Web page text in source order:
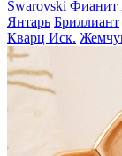
Swarovski Фианит
Янтарь Бриллиант
Кварц Иск.